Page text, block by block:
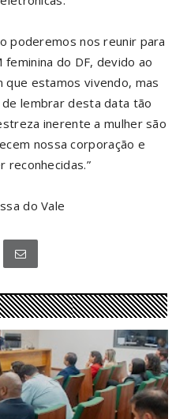
poderemos nos reunir para
do DF, devido ao
que estamos vivendo, mas
lembrar desta data tão
inerente a mulher são
nossa corporação e
reconhecidas.”
do Vale